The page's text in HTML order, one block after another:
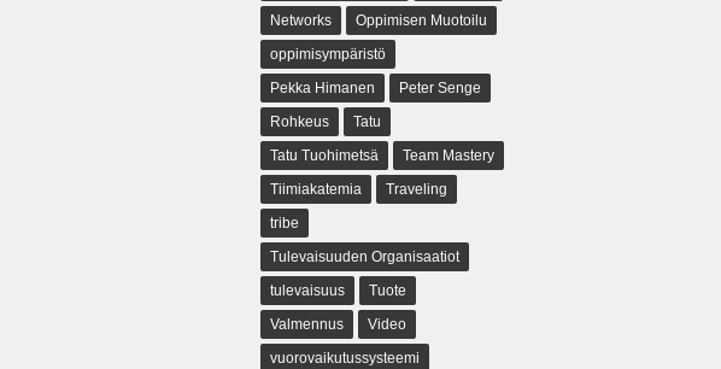
Networks
Oppimisen Muotoilu
oppimisympäristö
Pekka Himanen
Peter Senge
Rohkeus
Tatu
Tatu Tuohimetsä
Team Mastery
Tiimiakatemia
Traveling
tribe
Tulevaisuuden Organisaatiot
tulevaisuus
Tuote
Valmennus
Video
vuorovaikutussysteemi